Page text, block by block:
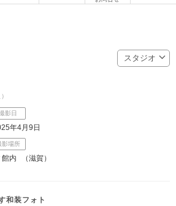
スタジオ
影日
年4月9日
影場所
館内 （滋賀）
和装フォト